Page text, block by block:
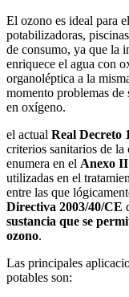
El ozono es ideal para
potabilizadoras,
de consumo, ya que la
enriquece el agua con
organoléptica a la
momento problemas de
en oxígeno.
el actual Real Decreto
criterios sanitarios de
enumera en el Anexo II
utilizadas en el
entre las que
Directiva 2003/40/CE
sustancia que se
ozono.
Las principales
potables son: